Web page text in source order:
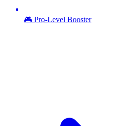
🎮 Pro-Level Booster